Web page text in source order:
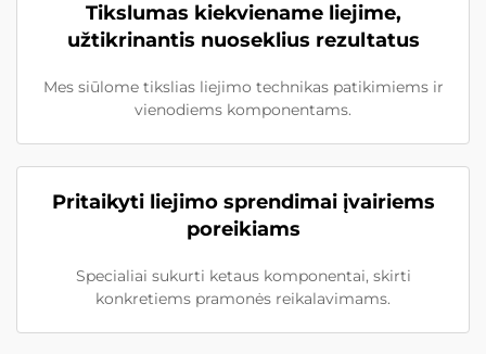
Tikslumas kiekviename liejime,
užtikrinantis nuoseklius rezultatus
Mes siūlome tikslias liejimo technikas patikimiems ir
vienodiems komponentams.
Pritaikyti liejimo sprendimai įvairiems
poreikiams
Specialiai sukurti ketaus komponentai, skirti
konkretiems pramonės reikalavimams.